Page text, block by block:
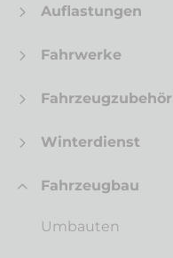
Auflastungen
Fahrwerke
Fahrzeugzubehör
Winterdienst
Fahrzeugbau
Umbauten